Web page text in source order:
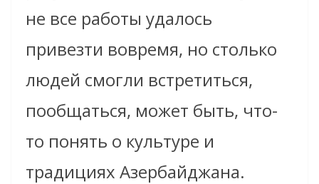
не все работы удалось
привезти вовремя, но столько
людей смогли встретиться,
пообщаться, может быть, что-
то понять о культуре и
традициях Азербайджана.